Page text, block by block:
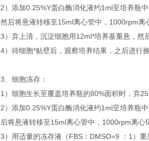
2）添加0.25%Y蛋白酶消化液约1ml至培养瓶
然后将悬液转移至15ml离心管中，1000rpm离
3）弃上清，沉淀细胞用12ml*培养基重悬，
4）待细胞*贴壁后，观察培养结果，之后进行
3、细胞冻存：
1）细胞生长至覆盖培养瓶的80%面积时，弃
2）添加0.25%Y蛋白酶消化液约1ml至培养瓶
后将悬液转移至15ml离心管中，1000rpm离心
3）用适量的冻存液（FBS：DMSO=9 ：1）重